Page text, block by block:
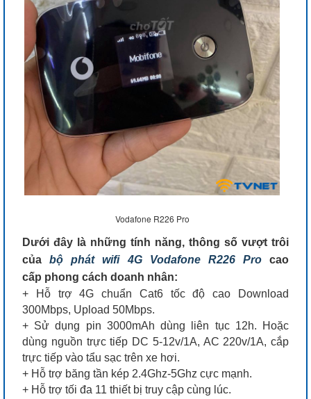
Vodafone R226 Pro
Dưới đây là những tính năng, thông số vượt trôi
củabộ phát wifi 4G Vodafone R226 Procao
cấp phong cách doanh nhân:
+ Hỗ trợ 4G chuẩn Cat6 tốc độ cao Download
300Mbps, Upload 50Mbps.
+ Sử dụng pin 3000mAh dùng liên tục 12h. Hoặc
dùng nguồn trực tiếp DC 5-12v/1A, AC 220v/1A, cắp
trực tiếp vào tẩu sạc trên xe hơi.
+ Hỗ trợ băng tần kép 2.4Ghz-5Ghz cực mạnh.
+ Hỗ trợ tối đa 11 thiết bị truy cập cùng lúc.